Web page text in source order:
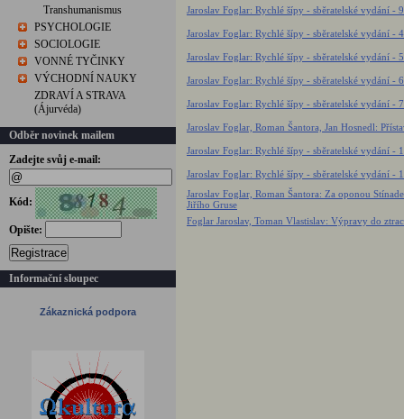
Transhumanismus
PSYCHOLOGIE
SOCIOLOGIE
VONNÉ TYČINKY
VÝCHODNÍ NAUKY
ZDRAVÍ A STRAVA
(Ájurvéda)
Odběr novinek mailem
Zadejte svůj e-mail:
Kód:
Opište:
Registrace
Informační sloupec
Zákaznická podpora
Jaroslav Foglar: Rychlé šípy - sběratelské vydání -
Jaroslav Foglar: Rychlé šípy - sběratelské vydání -
Jaroslav Foglar: Rychlé šípy - sběratelské vydání -
Jaroslav Foglar: Rychlé šípy - sběratelské vydání -
Jaroslav Foglar: Rychlé šípy - sběratelské vydání -
Jaroslav Foglar, Roman Šantora, Jan Hosnedl:
Jaroslav Foglar: Rychlé šípy - sběratelské vydání -
Jaroslav Foglar: Rychlé šípy - sběratelské vydání -
Jaroslav Foglar, Roman Šantora: Za oponou
Jiřího Gruse
Foglar Jaroslav, Toman Vlastislav: Výpravy do